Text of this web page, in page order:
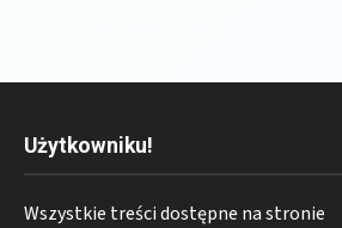
Użytkowniku!
Wszystkie treści dostępne na stronie